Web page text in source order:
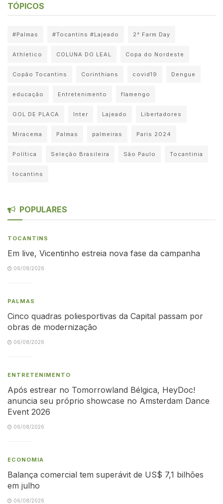
TÓPICOS
#Palmas #Tocantins #Lajeado 2° Farm Day
Athletico COLUNA DO LEAL Copa do Nordeste
Copão Tocantins Corinthians covid19 Dengue
educação Entretenimento flamengo
GOL DE PLACA Inter Lajeado Libertadores
Miracema Palmas palmeiras Paris 2024
Política Seleção Brasileira São Paulo Tocantinia
tocantins
POPULARES
TOCANTINS
Em live, Vicentinho estreia nova fase da campanha
06/08/2026
PALMAS
Cinco quadras poliesportivas da Capital passam por
obras de modernização
06/08/2026
ENTRETENIMENTO
Após estrear no Tomorrowland Bélgica, HeyDoc!
anuncia seu próprio showcase no Amsterdam Dance
Event 2026
06/08/2026
ECONOMIA
Balança comercial tem superávit de US$ 7,1 bilhões
em julho
06/08/2026